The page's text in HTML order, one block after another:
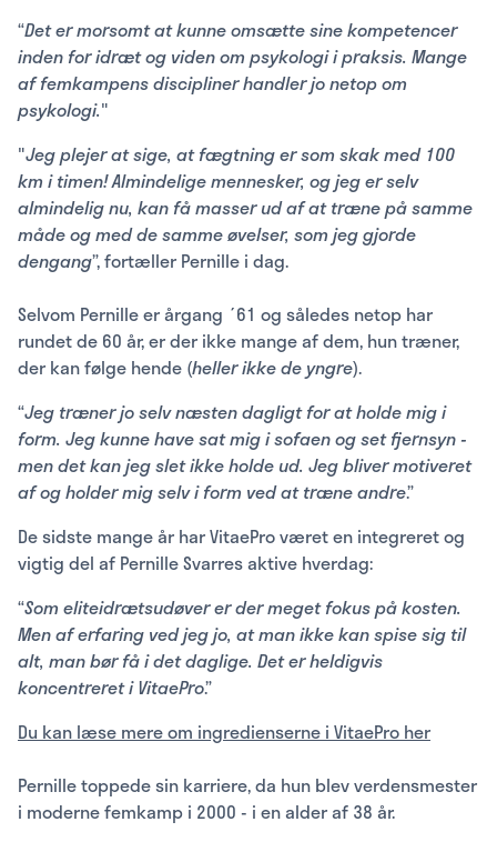
“Det er morsomt at kunne omsætte sine kompetencer
inden for idræt og viden om psykologi i praksis. Mange
af femkampens discipliner handler jo netop om
psykologi."
"Jeg plejer at sige, at fægtning er som skak med 100
km i timen! Almindelige mennesker, og jeg er selv
almindelig nu, kan få masser ud af at træne på samme
måde og med de samme øvelser, som jeg gjorde
dengang”, fortæller Pernille i dag.
Selvom Pernille er årgang ´61 og således netop har
rundet de 60 år, er der ikke mange af dem, hun træner,
der kan følge hende (heller ikke de yngre).
“Jeg træner jo selv næsten dagligt for at holde mig i
form. Jeg kunne have sat mig i sofaen og set fjernsyn -
men det kan jeg slet ikke holde ud. Jeg bliver motiveret
af og holder mig selv i form ved at træne andre.”
De sidste mange år har VitaePro været en integreret og
vigtig del af Pernille Svarres aktive hverdag:
“Som eliteidrætsudøver er der meget fokus på kosten.
Men af erfaring ved jeg jo, at man ikke kan spise sig til
alt, man bør få i det daglige. Det er heldigvis
koncentreret i VitaePro.”
Du kan læse mere om ingredienserne i VitaePro her
Pernille toppede sin karriere, da hun blev verdensmester
i moderne femkamp i 2000 - i en alder af 38 år.